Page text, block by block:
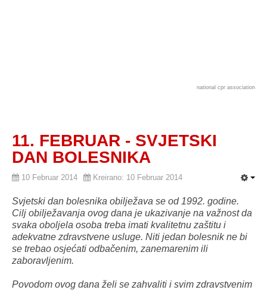
national cpr association
11. FEBRUAR - SVJETSKI
DAN BOLESNIKA
10 Februar 2014 Kreirano: 10 Februar 2014
Svjetski dan bolesnika obilježava se od 1992. godine.
Cilj obilježavanja ovog dana je ukazivanje na važnost da
svaka oboljela osoba treba imati kvalitetnu zaštitu i
adekvatne zdravstvene usluge. Niti jedan bolesnik ne bi
se trebao osjećati odbačenim, zanemarenim ili
zaboravljenim.
Povodom ovog dana želi se zahvaliti i svim zdravstvenim